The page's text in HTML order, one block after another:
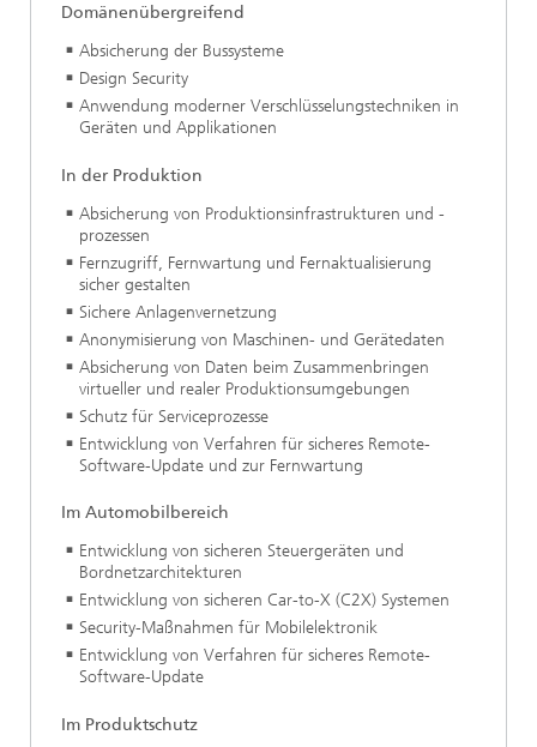
Domänenübergreifend
Absicherung der Bussysteme
Design Security
Anwendung moderner Verschlüsselungstechniken in
Geräten und Applikationen
In der Produktion
Absicherung von Produktionsinfrastrukturen und -
prozessen
Fernzugriff, Fernwartung und Fernaktualisierung
sicher gestalten
Sichere Anlagenvernetzung
Anonymisierung von Maschinen- und Gerätedaten
Absicherung von Daten beim Zusammenbringen
virtueller und realer Produktionsumgebungen
Schutz für Serviceprozesse
Entwicklung von Verfahren für sicheres Remote-
Software-Update und zur Fernwartung
Im Automobilbereich
Entwicklung von sicheren Steuergeräten und
Bordnetzarchitekturen
Entwicklung von sicheren Car-to-X (C2X) Systemen
Security-Maßnahmen für Mobilelektronik
Entwicklung von Verfahren für sicheres Remote-
Software-Update
Im Produktschutz